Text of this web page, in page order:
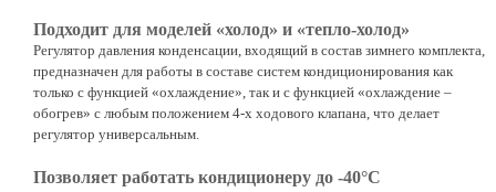
Подходит для моделей «холод» и «тепло-холод»
Регулятор давления конденсации, входящий в состав зимнего комплекта,
предназначен для работы в составе систем кондиционирования как
только с функцией «охлаждение», так и с функцией «охлаждение –
обогрев» с любым положением 4-х ходового клапана, что делает
регулятор универсальным.
Позволяет работать кондиционеру до -40°С